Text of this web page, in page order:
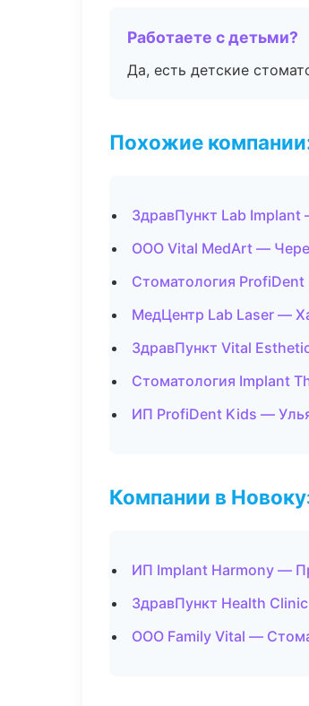
Работаете с детьми?
Да, есть детские
Похожие
ЗдравПункт Lab Implant
ООО Vital MedArt —
Стоматология
МедЦентр Lab Laser —
ЗдравПункт Vital
Стоматология Implant
ИП ProfiDent Kids —
Компании в
ИП Implant Harmony —
ЗдравПункт Health
ООО Family Vital —